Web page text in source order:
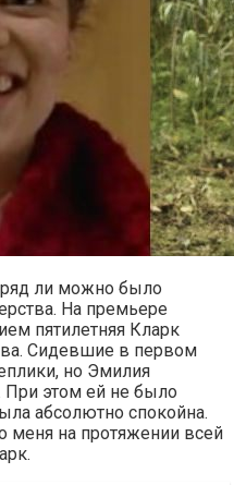
ли можно было
На премьере
пятилетняя Кларк
Сидевшие в первом
но Эмилия
При этом ей не было
абсолютно спокойна.
меня на протяжении всей